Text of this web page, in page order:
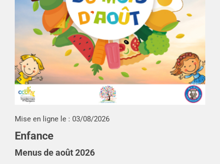
Mise en ligne le : 03/08/2026
Enfance
Menus de août 2026